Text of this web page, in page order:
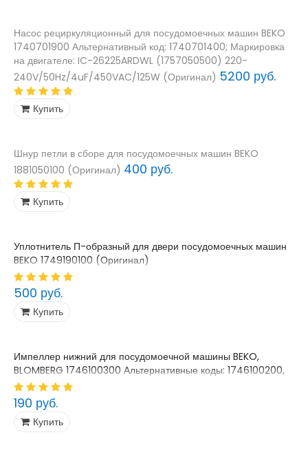
Насос рециркуляционный для посудомоечных машин BEKO
1740701900 Альтернативный код: 1740701400; Маркировка
на двигателе: IC-26225ARDWL (1757050500) 220-
240V/50Hz/4uF/450VAC/125W (Оригинал) 5200 руб.
Купить
Шнур петли в сборе для посудомоечных машин BEKO
1881050100 (Оригинал) 400 руб.
Купить
Уплотнитель П-образный для двери посудомоечных машин
BEKO 1749190100 (Оригинал)
500 руб.
Купить
Импеллер нижний для посудомоечной машины BEKO,
BLOMBERG 1746100300 Альтернативные коды: 1746100200,
1746100100. Номера на имеллере 17 3617, 18 8625
(Оригинал)
190 руб.
Купить